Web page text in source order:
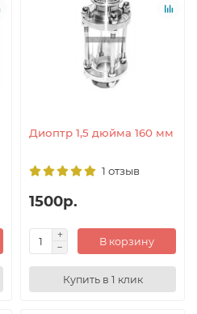
Диоптр 1,5 дюйма 160 мм
1 отзыв
1500р.
В корзину
Купить в 1 клик